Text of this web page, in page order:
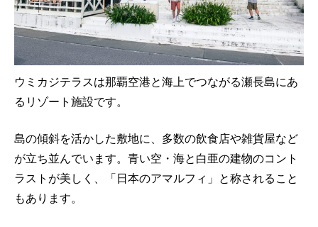
ウミカジテラスは那覇空港と海上でつながる瀬長島にあ
るリゾート施設です。
島の傾斜を活かした敷地に、多数の飲食店や雑貨屋など
が立ち並んでいます。青い空・海と白亜の建物のコント
ラストが美しく、「日本のアマルフィ」と称されること
もあります。